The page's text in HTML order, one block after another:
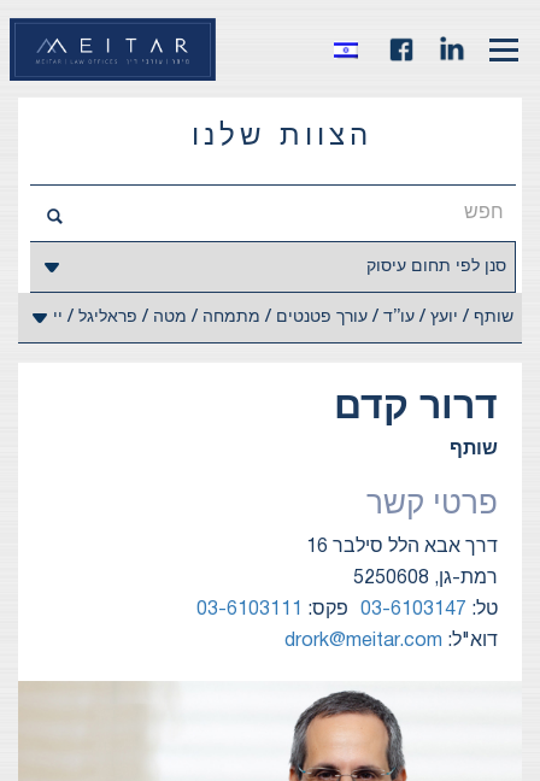
הצוות שלנו
דרור קדם
שותף
פרטי קשר
דרך אבא הלל סילבר 16
רמת-גן, 5250608
טל: 03-6103147 פקס:
03-6103111
דוא"ל: drork@meitar.com